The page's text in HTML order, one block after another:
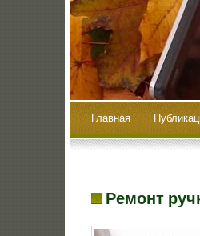
Главная
Ремонт